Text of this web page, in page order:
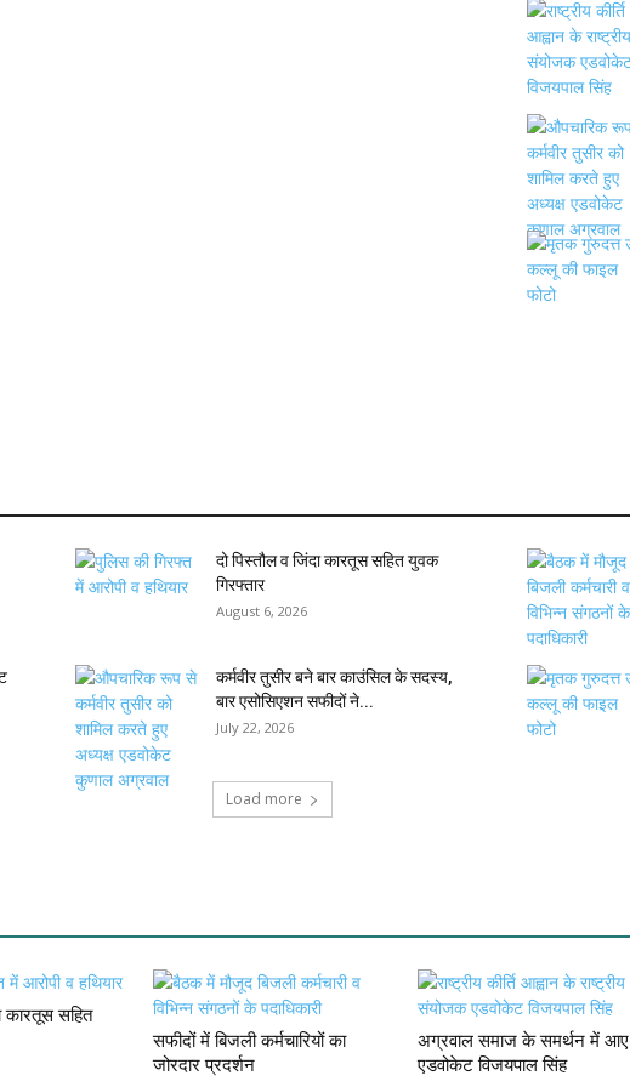
दो पिस्तौल व जिंदा कारतूस सहित युवक
गिरफ्तार
August 6, 2026
कर्मवीर तुसीर बने बार काउंसिल के सदस्य,
बार एसोसिएशन सफीदों ने...
July 22, 2026
Load more
कारतूस सहित
सफीदों में बिजली कर्मचारियों का
जोरदार प्रदर्शन
अग्रवाल समाज के समर्थन में आए
एडवोकेट विजयपाल सिंह